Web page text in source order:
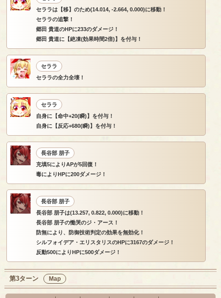
セララは【移】のため(14.014, -2.664, 0.000)に移動！
セララの追撃！
郷田 貴道のHPに233のダメージ！
郷田 貴道に【絶凍(効果時間2倍)】を付与！
セララ
セララの全力全壊！
セララ
自身に【命中+20(瞬)】を付与！
自身に【反応+680(瞬)】を付与！
長谷部 朋子
充填5によりAPが5回復！
毒によりHPに200ダメージ！
長谷部 朋子
長谷部 朋子は(13.257, 0.822, 0.000)に移動！
長谷部 朋子の慟哭のジ・アース！
防無により、防御技術判定の効果を無効化！
シルフォイデア・エリスタリスのHPに3167のダメージ！
反動500によりHPに500ダメージ！
第3ターン Map